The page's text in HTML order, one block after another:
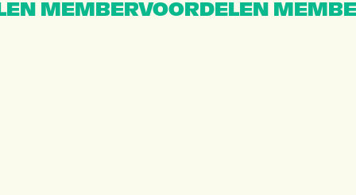
MEMBERVOORDELEN